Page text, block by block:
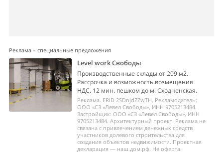
Реклама – специальные предложения
Level work Свободы
Производственные склады от 209 м2.
Рассрочка и возможность возмещения
НДС. 12 мин. пешком до м. Сходненская.
Реклама. ERID 2SDnjdZZwTH. Рекламодатель:
ООО «СЗ «Левел Свободы», ИНН 9705213484.
Застройщик: ООО «СЗ «Левел Свободы», ИНН
9705213484. Архитектурный проект. Реклама не
связана с привлечением денежных средств
участников долевого строительства для
создания объектов недвижимости. Проектная
декларация — наш.дом.рф. Не оферта.